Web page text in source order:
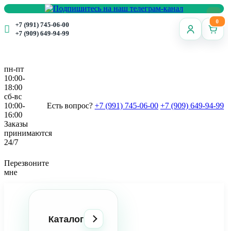
+7 (991) 745-06-00
+7 (909) 649-94-99
0
пн-пт
10:00-
18:00
сб-вс
10:00-
16:00
Заказы
принимаются
24/7
Есть вопрос? +7 (991) 745-06-00 +7 (909) 649-94-99
Перезвоните
мне
Каталог